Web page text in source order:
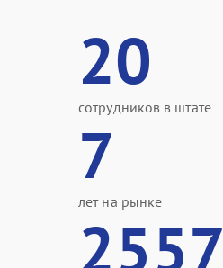
20
сотрудников в штате
7
лет на рынке
2557